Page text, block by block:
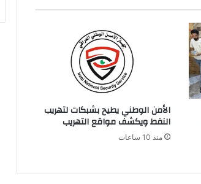
الأمن الوطني يطيح بشبكات لتهريب
النفط ويكشف مواقع التهريب
منذ 10 ساعات